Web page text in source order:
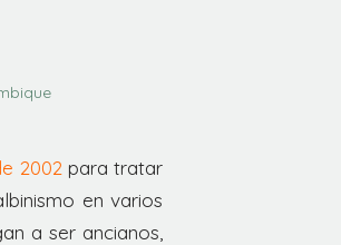
2002 para tratar
en varios
a ser ancianos,